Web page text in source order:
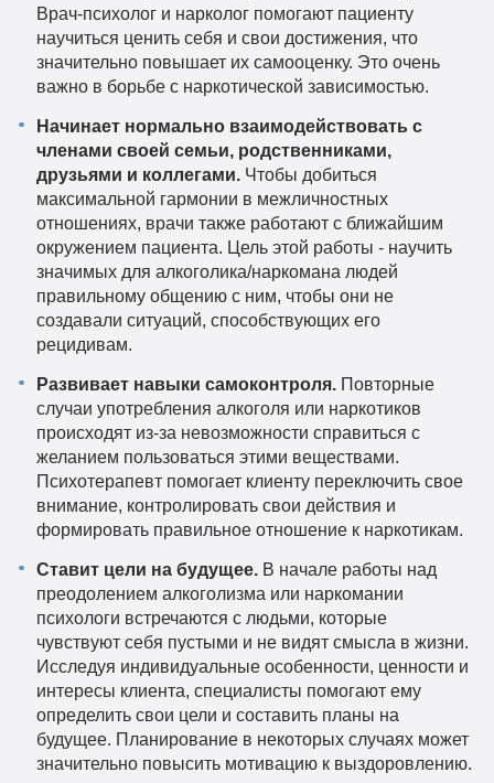
Врач-психолог и нарколог помогают пациенту
научиться ценить себя и свои достижения, что
значительно повышает их самооценку. Это очень
важно в борьбе с наркотической зависимостью.
Начинает нормально взаимодействовать с
членами своей семьи, родственниками,
друзьями и коллегами. Чтобы добиться
максимальной гармонии в межличностных
отношениях, врачи также работают с ближайшим
окружением пациента. Цель этой работы - научить
значимых для алкоголика/наркомана людей
правильному общению с ним, чтобы они не
создавали ситуаций, способствующих его
рецидивам.
Развивает навыки самоконтроля. Повторные
случаи употребления алкоголя или наркотиков
происходят из-за невозможности справиться с
желанием пользоваться этими веществами.
Психотерапевт помогает клиенту переключить свое
внимание, контролировать свои действия и
формировать правильное отношение к наркотикам.
Ставит цели на будущее. В начале работы над
преодолением алкоголизма или наркомании
психологи встречаются с людьми, которые
чувствуют себя пустыми и не видят смысла в жизни.
Исследуя индивидуальные особенности, ценности и
интересы клиента, специалисты помогают ему
определить свои цели и составить планы на
будущее. Планирование в некоторых случаях может
значительно повысить мотивацию к выздоровлению.